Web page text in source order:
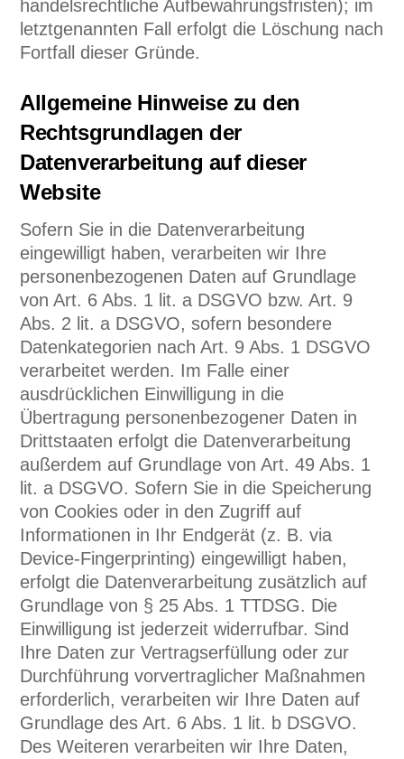
handelsrechtliche Aufbewahrungsfristen); im
letztgenannten Fall erfolgt die Löschung nach
Fortfall dieser Gründe.
Allgemeine Hinweise zu den
Rechtsgrundlagen der
Datenverarbeitung auf dieser
Website
Sofern Sie in die Datenverarbeitung
eingewilligt haben, verarbeiten wir Ihre
personenbezogenen Daten auf Grundlage
von Art. 6 Abs. 1 lit. a DSGVO bzw. Art. 9
Abs. 2 lit. a DSGVO, sofern besondere
Datenkategorien nach Art. 9 Abs. 1 DSGVO
verarbeitet werden. Im Falle einer
ausdrücklichen Einwilligung in die
Übertragung personenbezogener Daten in
Drittstaaten erfolgt die Datenverarbeitung
außerdem auf Grundlage von Art. 49 Abs. 1
lit. a DSGVO. Sofern Sie in die Speicherung
von Cookies oder in den Zugriff auf
Informationen in Ihr Endgerät (z. B. via
Device-Fingerprinting) eingewilligt haben,
erfolgt die Datenverarbeitung zusätzlich auf
Grundlage von § 25 Abs. 1 TTDSG. Die
Einwilligung ist jederzeit widerrufbar. Sind
Ihre Daten zur Vertragserfüllung oder zur
Durchführung vorvertraglicher Maßnahmen
erforderlich, verarbeiten wir Ihre Daten auf
Grundlage des Art. 6 Abs. 1 lit. b DSGVO.
Des Weiteren verarbeiten wir Ihre Daten,